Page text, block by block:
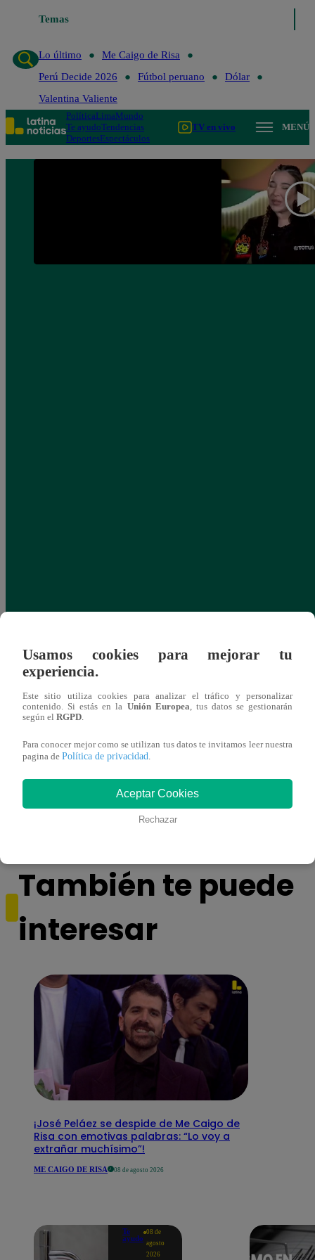
Temas
Lo último
Me Caigo de Risa
Perú Decide 2026
Fútbol peruano
Dólar
Valentina Valiente
PolíticaLimaMundo
Te ayudoTendencias
DeportesEspectáculos
TV en vivo MENÚ
¿Por qué Nelly Rossinelli se volvió viral
antes de Navidad?
También te puede
interesar
¡José Peláez se despide de Me Caigo de
Risa con emotivas palabras: “Lo voy a
extrañar muchísimo”!
ME CAIGO DE RISA 08 de agosto 2026
Te
ayudo
08 de
agosto
2026
Usamos cookies para mejorar tu
experiencia.
Este sitio utiliza cookies para analizar el tráfico y personalizar
contenido. Si estás en la Unión Europea, tus datos se gestionarán
según el RGPD.
Para conocer mejor como se utilizan tus datos te invitamos leer nuestra
pagina de Política de privacidad.
Aceptar Cookies
Rechazar